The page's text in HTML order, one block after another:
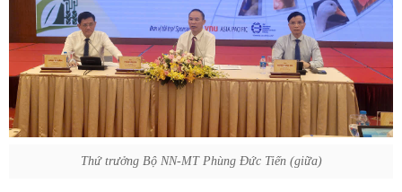
Thứ trưởng Bộ NN-MT Phùng Đức Tiến (giữa)